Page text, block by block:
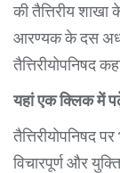
की तैत्तिरीय शाखा
आरण्यक के दस
तैत्तिरीयोपनिषद
यहां एक क्लिक में
तैत्तिरीयोपनिषद
विचारपूर्ण और